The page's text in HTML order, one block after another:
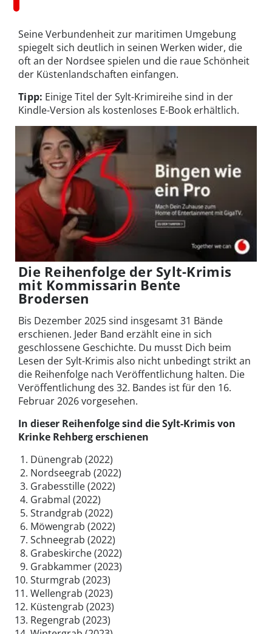
Seine Verbundenheit zur maritimen Umgebung
spiegelt sich deutlich in seinen Werken wider, die
oft an der Nordsee spielen und die raue Schönheit
der Küstenlandschaften einfangen.
Tipp: Einige Titel der Sylt-Krimireihe sind in der
Kindle-Version als kostenloses E-Book erhältlich.
Die Reihenfolge der Sylt-Krimis
mit Kommissarin Bente
Brodersen
Bis Dezember 2025 sind insgesamt 31 Bände
erschienen. Jeder Band erzählt eine in sich
geschlossene Geschichte. Du musst Dich beim
Lesen der Sylt-Krimis also nicht unbedingt strikt an
die Reihenfolge nach Veröffentlichung halten. Die
Veröffentlichung des 32. Bandes ist für den 16.
Februar 2026 vorgesehen.
In dieser Reihenfolge sind die Sylt-Krimis von
Krinke Rehberg erschienen
Dünengrab (2022)
Nordseegrab (2022)
Grabesstille (2022)
Grabmal (2022)
Strandgrab (2022)
Möwengrab (2022)
Schneegrab (2022)
Grabeskirche (2022)
Grabkammer (2023)
Sturmgrab (2023)
Wellengrab (2023)
Küstengrab (2023)
Regengrab (2023)